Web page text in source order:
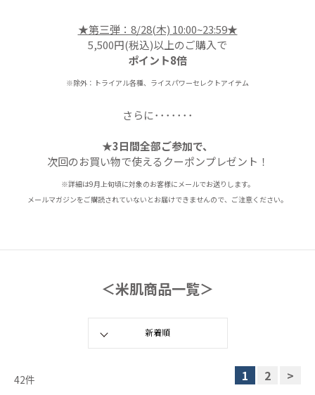
★第三弾：8/28(木) 10:00~23:59★
5,500円(税込)以上のご購入で
ポイント8倍
※除外：トライアル各種、ライスパワーセレクトアイテム
さらに･･･････
★3日間全部ご参加で、
次回のお買い物で使えるクーポンプレゼント！
※詳細は9月上旬頃に対象のお客様にメールでお送りします。
メールマガジンをご購読されていないとお届けできませんので、ご注意ください。
＜米肌商品一覧＞
42件 1 2
>